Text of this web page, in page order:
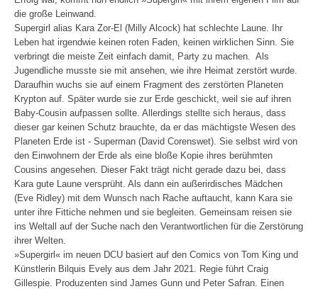
die große Leinwand.
Supergirl alias Kara Zor-El (Milly Alcock) hat schlechte Laune. Ihr
Leben hat irgendwie keinen roten Faden, keinen wirklichen Sinn. Sie
verbringt die meiste Zeit einfach damit, Party zu machen. Als
Jugendliche musste sie mit ansehen, wie ihre Heimat zerstört wurde.
Daraufhin wuchs sie auf einem Fragment des zerstörten Planeten
Krypton auf. Später wurde sie zur Erde geschickt, weil sie auf ihren
Baby-Cousin aufpassen sollte. Allerdings stellte sich heraus, dass
dieser gar keinen Schutz brauchte, da er das mächtigste Wesen des
Planeten Erde ist - Superman (David Corenswet). Sie selbst wird von
den Einwohnern der Erde als eine bloße Kopie ihres berühmten
Cousins angesehen. Dieser Fakt trägt nicht gerade dazu bei, dass
Kara gute Laune versprüht. Als dann ein außerirdisches Mädchen
(Eve Ridley) mit dem Wunsch nach Rache auftaucht, kann Kara sie
unter ihre Fittiche nehmen und sie begleiten. Gemeinsam reisen sie
ins Weltall auf der Suche nach den Verantwortlichen für die Zerstörung
ihrer Welten.
»Supergirl« im neuen DCU basiert auf den Comics von Tom King und
Künstlerin Bilquis Evely aus dem Jahr 2021. Regie führt Craig
Gillespie. Produzenten sind James Gunn und Peter Safran. Einen